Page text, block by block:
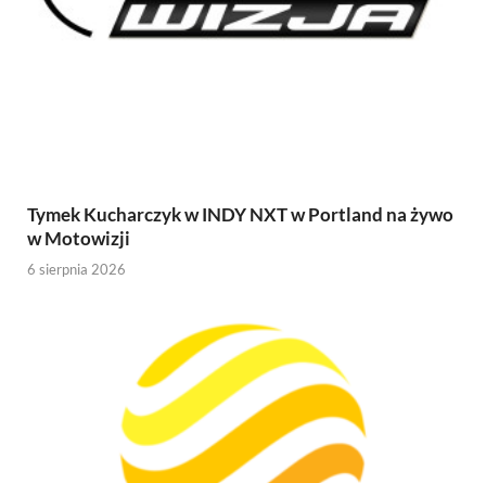
Tymek Kucharczyk w INDY NXT w Portland na żywo
w Motowizji
6 sierpnia 2026